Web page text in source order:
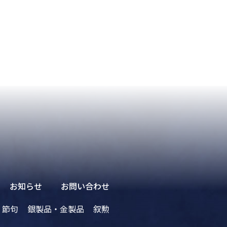
お知らせ
お問い合わせ
句
銀製品・金製品 叙勲